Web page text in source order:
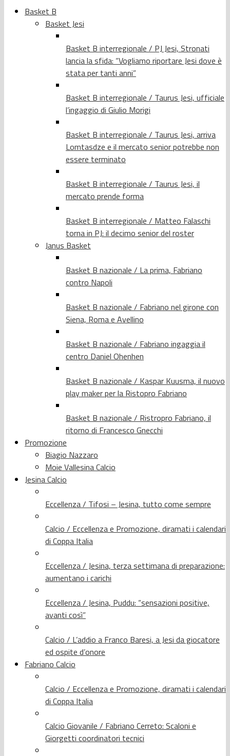
Basket B
Basket Jesi
Basket B interregionale / PJ Jesi, Stronati
lancia la sfida: “Vogliamo riportare Jesi dove è
stata per tanti anni”
Basket B interregionale / Taurus Jesi, ufficiale
l’ingaggio di Giulio Morigi
Basket B interregionale / Taurus Jesi, arriva
Lomtasdze e il mercato senior potrebbe non
essere terminato
Basket B interregionale / Taurus Jesi, il
mercato prende forma
Basket B interregionale / Matteo Falaschi
torna in PJ: il decimo senior del roster
Janus Basket
Basket B nazionale / La prima, Fabriano
contro Napoli
Basket B nazionale / Fabriano nel girone con
Siena, Roma e Avellino
Basket B nazionale / Fabriano ingaggia il
centro Daniel Ohenhen
Basket B nazionale / Kaspar Kuusma, il nuovo
play maker per la Ristopro Fabriano
Basket B nazionale / Ristropro Fabriano, il
ritorno di Francesco Gnecchi
Promozione
Biagio Nazzaro
Moie Vallesina Calcio
Jesina Calcio
Eccellenza / Tifosi – Jesina, tutto come sempre
Calcio / Eccellenza e Promozione, diramati i calendari
di Coppa Italia
Eccellenza / Jesina, terza settimana di preparazione:
aumentano i carichi
Eccellenza / Jesina, Puddu: “sensazioni positive,
avanti così”
Calcio / L’addio a Franco Baresi, a Jesi da giocatore
ed ospite d’onore
Fabriano Calcio
Calcio / Eccellenza e Promozione, diramati i calendari
di Coppa Italia
Calcio Giovanile / Fabriano Cerreto: Scaloni e
Giorgetti coordinatori tecnici